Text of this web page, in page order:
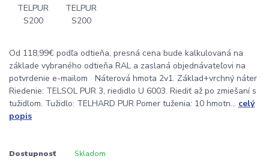
Od 118,99€ podľa odtieňa, presná cena bude kalkulovaná na
základe vybraného odtieňa RAL a zaslaná objednávateľovi na
potvrdenie e-mailom Náterová hmota 2v1. Základ+vrchný náter
Riedenie: TELSOL PUR 3, riedidlo U 6003. Riediť až po zmiešaní s
tužidlom. Tužidlo: TELHARD PUR Pomer tuženia: 10 hmotn... celý
popis
Dostupnosť Skladom